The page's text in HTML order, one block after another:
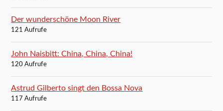
Der wunderschöne Moon River
121 Aufrufe
John Naisbitt: China, China, China!
120 Aufrufe
Astrud Gilberto singt den Bossa Nova
117 Aufrufe